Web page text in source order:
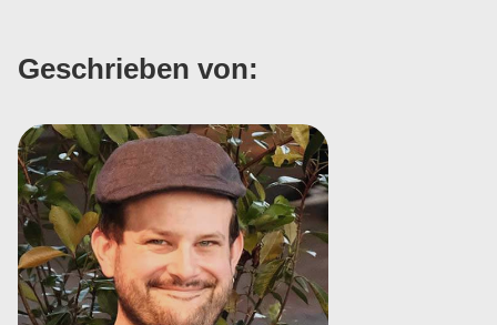
Geschrieben von: